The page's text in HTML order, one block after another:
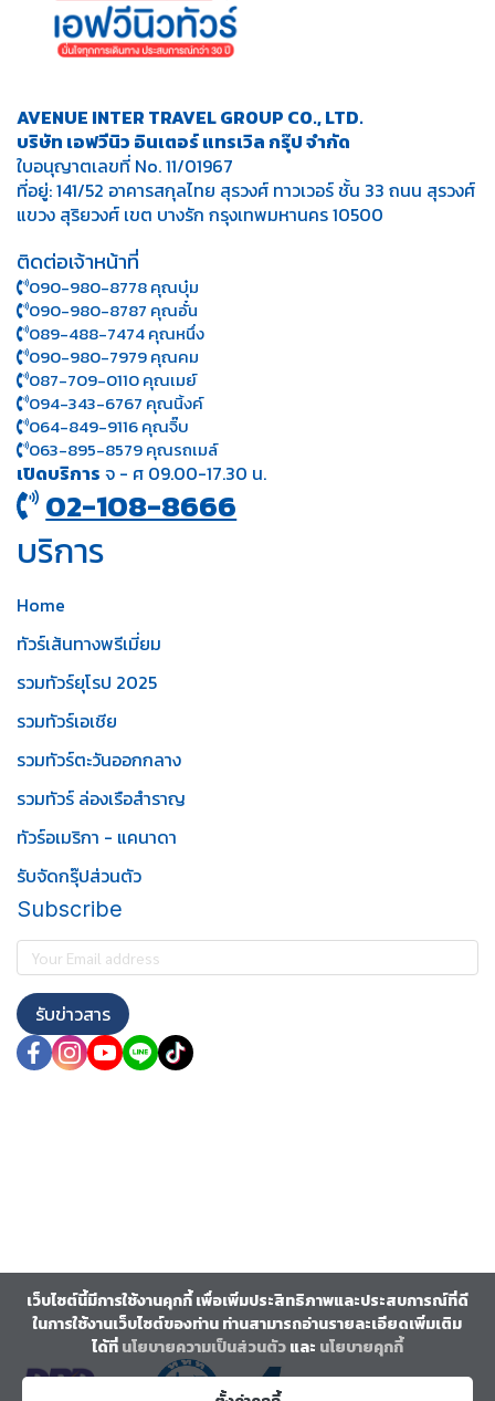
AVENUE INTER TRAVEL GROUP CO., LTD.
บริษัท เอฟวีนิว อินเตอร์ แทรเวิล กรุ๊ป จำกัด
ใบอนุญาตเลขที่ No. 11/01967
ที่อยู่: 141/52 อาคารสกุลไทย สุรวงศ์ ทาวเวอร์ ชั้น 33 ถนน สุรวงศ์
แขวง สุริยวงศ์ เขต บางรัก กรุงเทพมหานคร 10500
ติดต่อเจ้าหน้าที่
090-980-8778 คุณบุ๋ม
090-980-8787 คุณอั๋น
089-488-7474 คุณหนึ่ง
090-980-7979 คุณคม
087-709-0110 คุณเมย์
094-343-6767 คุณนิ้งค์
064-849-9116 คุณจิ๊บ
063-895-8 579คุณรถเมล์
เปิดบริการ จ - ศ 09.00-17.30 น.
02-108-8666
บริการ
Home
ทัวร์เส้นทางพรีเมี่ยม
รวมทัวร์ยุโรป 2025
รวมทัวร์เอเชีย
รวมทัวร์ตะวันออกกลาง
รวมทัวร์ ล่องเรือสำราญ
ทัวร์อเมริกา - แคนาดา
รับจัดกรุ๊ปส่วนตัว
Subscribe
รับข่าวสาร
เว็บไซต์นี้มีการใช้งานคุกกี้ เพื่อเพิ่มประสิทธิภาพและประสบการณ์ที่ดี
ในการใช้งานเว็บไซต์ของท่าน ท่านสามารถอ่านรายละเอียดเพิ่มเติม
ได้ที่นโยบายความเป็นส่วนตัวและ นโยบายคุกกี้